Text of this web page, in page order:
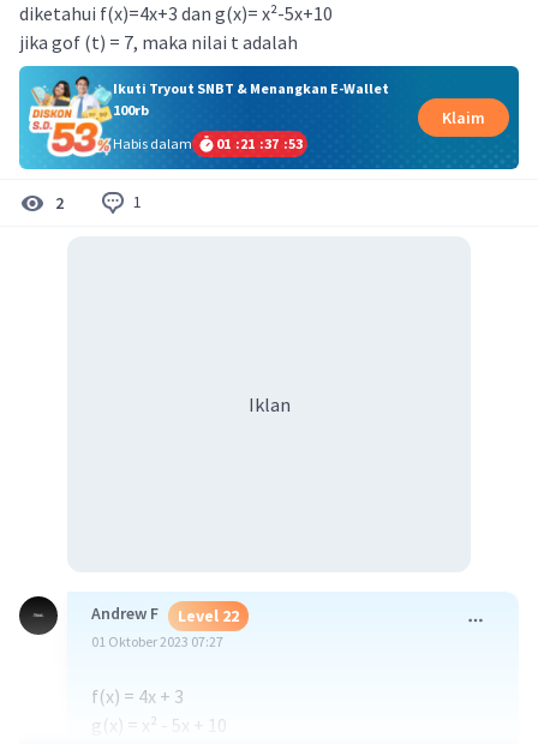
diketahui f(x)=4x+3 dan g(x)= x²-5x+10
jika gof (t) = 7, maka nilai t adalah
Ikuti Tryout SNBT & Menangkan E-Wallet
100rb
Habis dalam
01 :21 :37 :52
Klaim
2 1
Iklan
Andrew F Level 22
01 Oktober 2023 07:27
f(x) = 4x + 3
g(x) = x² - 5x + 10